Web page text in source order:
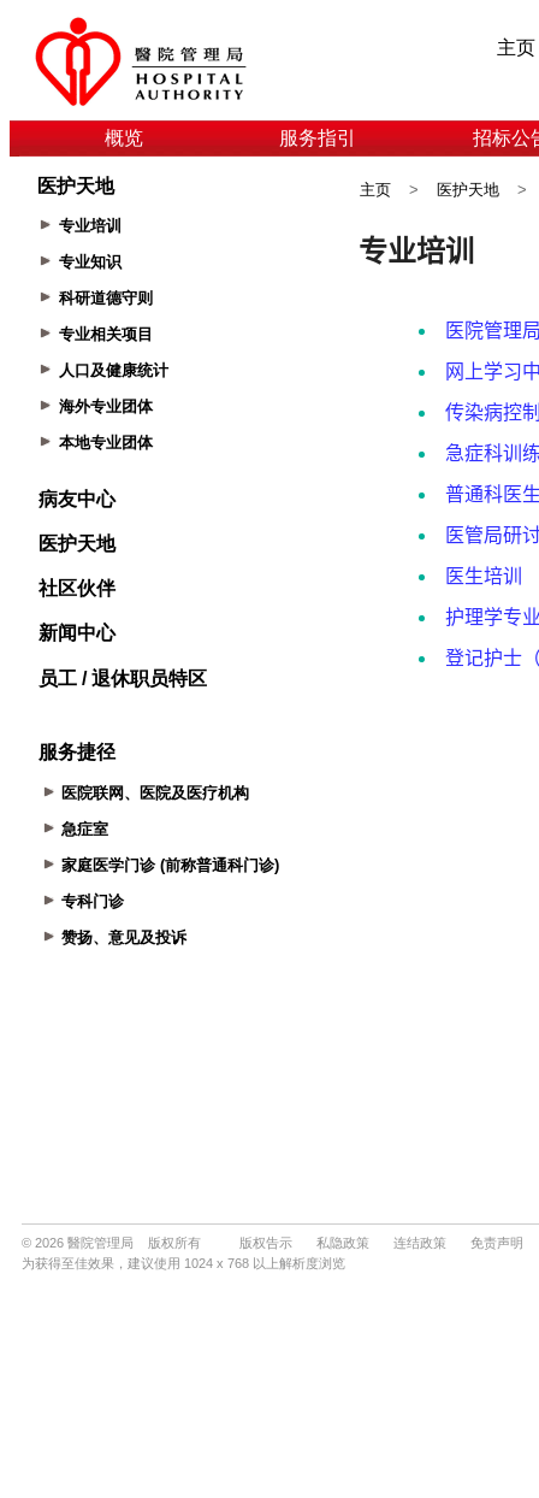
主页
概览 服务指引 招标公
医护天地
专业培训
专业知识
科研道德守则
专业相关项目
人口及健康统计
海外专业团体
本地专业团体
病友中心
医护天地
社区伙伴
新闻中心
员工 / 退休职员特区
服务捷径
医院联网、医院及医疗机构
急症室
家庭医学门诊 (前称普通科门诊)
专科门诊
赞扬、意见及投诉
主页 > 医护天地 >
© 2026 醫院管理局 版权所有 版权告示 私隐政策 连结政策
免责声明
为获得至佳效果，建议使用 1024 x 768 以上解析度浏览